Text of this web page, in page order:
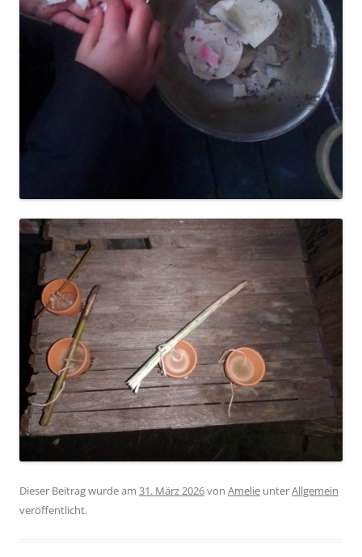
Dieser Beitrag wurde am 31. März 2026von Amelie unterAllgemein
veröffentlicht.